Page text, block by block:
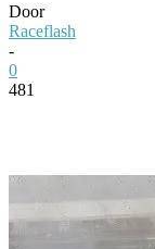
Door
Raceflash
-
0
481